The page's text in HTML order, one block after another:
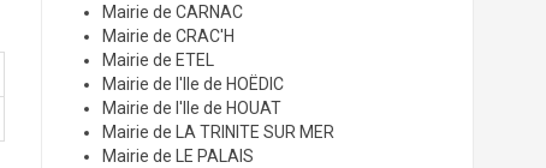
Mairie de CARNAC
Mairie de CRAC'H
Mairie de ETEL
Mairie de l'Ile de HOËDIC
Mairie de l'Ile de HOUAT
Mairie de LA TRINITE SUR MER
Mairie de LE PALAIS